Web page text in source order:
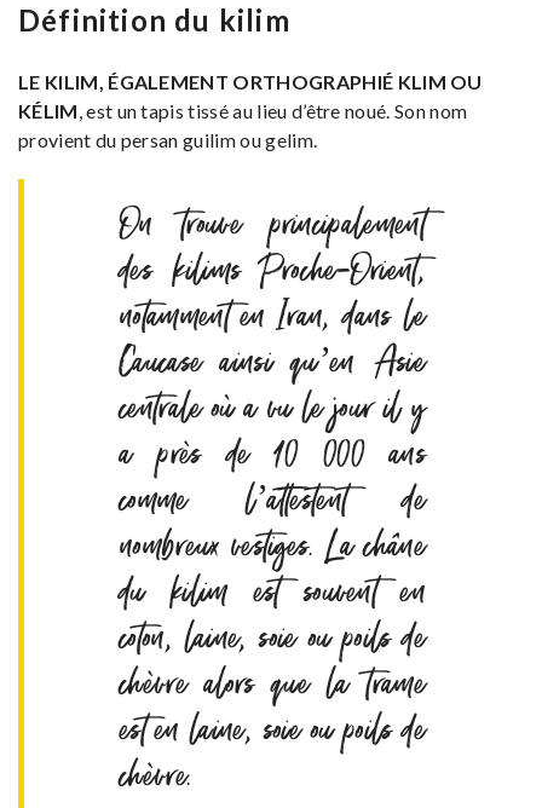
Définition du kilim
LE KILIM, ÉGALEMENT ORTHOGRAPHIÉ KLIM OU
KÉLIM, est un tapis tissé au lieu d’être noué. Son nom
provient du persan guilim ou gelim.
On trouve principalement
des kilims Proche-Orient,
notamment en Iran, dans le
Caucase ainsi qu’en Asie
centrale où a vu le jour il y
a près de 10 000 ans
comme l’attestent de
nombreux vestiges. La châne
du kilim est souvent en
coton, laine, soie ou poils de
chèvre alors que la trame
est en laine, soie ou poils de
chèvre.